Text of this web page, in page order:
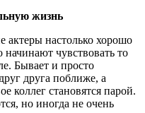
жизнь
актеры настолько хорошо
чувствовать то
Бывает и просто
друга поближе, а
коллег становятся парой.
но иногда не очень